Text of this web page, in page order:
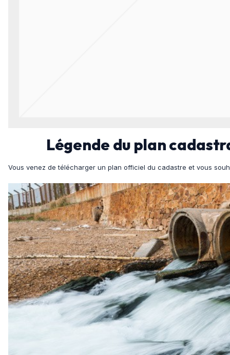
Légende du plan
Vous venez de télécharger un plan officiel du cadastre et vous